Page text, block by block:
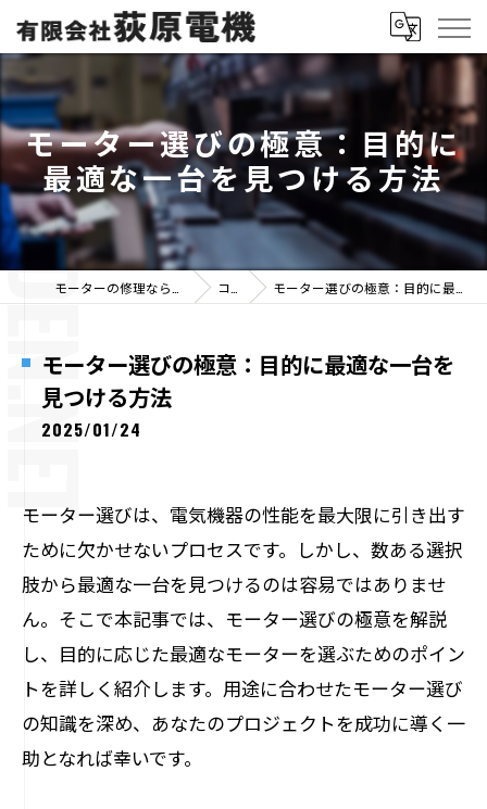
モーター選びの極意：目的に
最適な一台を見つける方法
コラム モーター選びの極意：目的に最適な一台を見つける方法
モーター選びの極意：目的に最適な一台を
見つける方法
2025/01/24
モーター選びは、電気機器の性能を最大限に引き出す
ために欠かせないプロセスです。しかし、数ある選択
肢から最適な一台を見つけるのは容易ではありませ
ん。そこで本記事では、モーター選びの極意を解説
し、目的に応じた最適なモーターを選ぶためのポイン
トを詳しく紹介します。用途に合わせたモーター選び
の知識を深め、あなたのプロジェクトを成功に導く一
助となれば幸いです。